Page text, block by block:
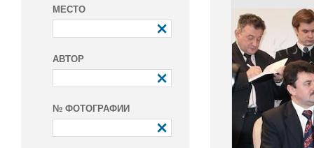
МЕСТО
АВТОР
№ ФОТОГРАФИИ